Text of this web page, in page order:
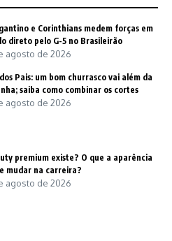
e Corinthians medem forças em
direto pelo G-5 no Brasileirão
agosto de 2026
Pais: um bom churrasco vai além da
saiba como combinar os cortes
agosto de 2026
premium existe? O que a aparência
mudar na carreira?
agosto de 2026